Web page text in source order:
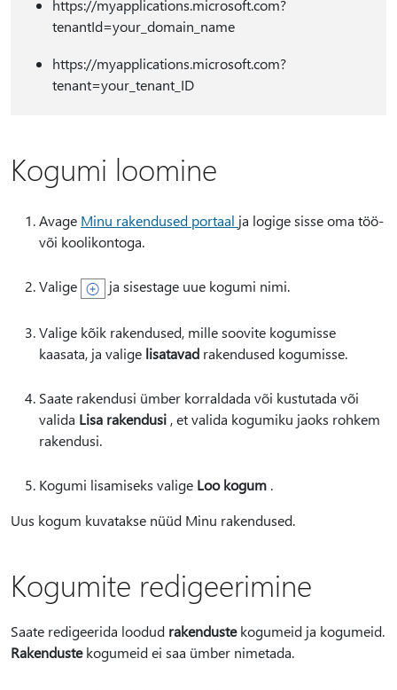
https://myapplications.microsoft.com?
tenantId=your_domain_name
https://myapplications.microsoft.com?
tenant=your_tenant_ID
Kogumi loomine
Avage Minu rakendused portaal ja logige sisse oma töö-
või koolikontoga.
Valige ja sisestage uue kogumi nimi.
Valige kõik rakendused, mille soovite kogumisse
kaasata, ja valige lisatavad rakendused kogumisse.
Saate rakendusi ümber korraldada või kustutada või
valida Lisa rakendusi , et valida kogumiku jaoks rohkem
rakendusi.
Kogumi lisamiseks valige Loo kogum .
Uus kogum kuvatakse nüüd Minu rakendused.
Kogumite redigeerimine
Saate redigeerida loodud rakendustekogumeid ja kogumeid.
Rakendustekogumeid ei saa ümber nimetada.